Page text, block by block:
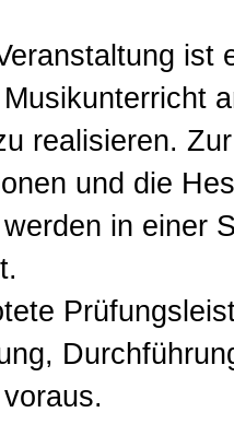
ist
realisieren.
und die
in einer